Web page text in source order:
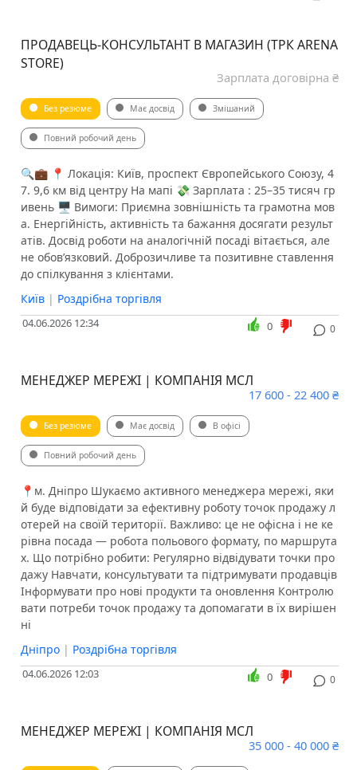
ПРОДАВЕЦЬ-КОНСУЛЬТАНТ В МАГАЗИН (ТРК ARENA
STORE)
Зарплата договірна ₴
Без резюме Має досвід Змішаний
Повний робочий день
🔍💼 📍 Локація: Київ, проспект Європейського Союзу, 4
7. 9,6 км від центру На мапі 💸 Зарплата : 25–35 тисяч гр
ивень 🖥 Вимоги: Приємна зовнішність та грамотна мов
а. Енергійність, активність та бажання досягати результ
атів. Досвід роботи на аналогічній посаді вітається, але
не обов’язковий. Доброзичливе та позитивне ставлення
до спілкування з клієнтами.
Київ | Роздрібна торгівля
04.06.2026 12:34 0
0
МЕНЕДЖЕР МЕРЕЖІ | КОМПАНІЯ МСЛ
17 600 - 22 400 ₴
Без резюме Має досвід В офісі
Повний робочий день
📍м. Дніпро Шукаємо активного менеджера мережі, яки
й буде відповідати за ефективну роботу точок продажу л
отерей на своїй території. Важливо: це не офісна і не ке
рівна посада — робота польового формату, по маршрута
х. Що потрібно робити: Регулярно відвідувати точки про
дажу Навчати, консультувати та підтримувати продавців
Інформувати про нові продукти та оновлення Контролю
вати потреби точок продажу та допомагати в їх вирішен
ні
Дніпро | Роздрібна торгівля
04.06.2026 12:03 0
0
МЕНЕДЖЕР МЕРЕЖІ | КОМПАНІЯ МСЛ
35 000 - 40 000 ₴